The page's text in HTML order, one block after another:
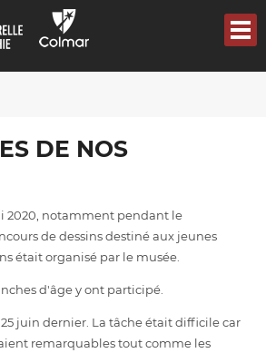
DE NOS
2020, notamment pendant le
de dessins destiné aux jeunes
était organisé par le musée.
d'âge y ont participé.
juin dernier. La tâche était difficile car
remarquables tout comme les